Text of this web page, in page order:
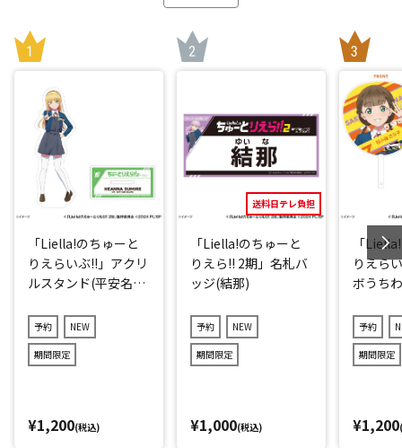
「Liella!のちゅーと
りえらいぶ!!」アクリ
ルスタンド(平安名す
予約 NEW
期間限定
¥1,200(税込)
送料日テレ負担
「Liella!のちゅーと
りえら!! 2期」名札バ
ッジ(結那)
予約 NEW
期間限定
¥1,000(税込)
「
りえら
ボうち
予約
期間限定
¥1,200